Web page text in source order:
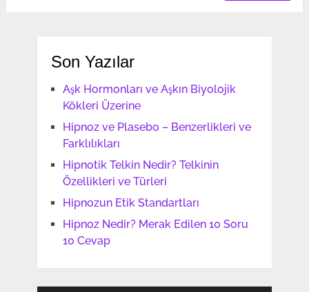
Son Yazılar
Aşk Hormonları ve Aşkın Biyolojik
Kökleri Üzerine
Hipnoz ve Plasebo – Benzerlikleri ve
Farklılıkları
Hipnotik Telkin Nedir? Telkinin
Özellikleri ve Türleri
Hipnozun Etik Standartları
Hipnoz Nedir? Merak Edilen 10 Soru
10 Cevap